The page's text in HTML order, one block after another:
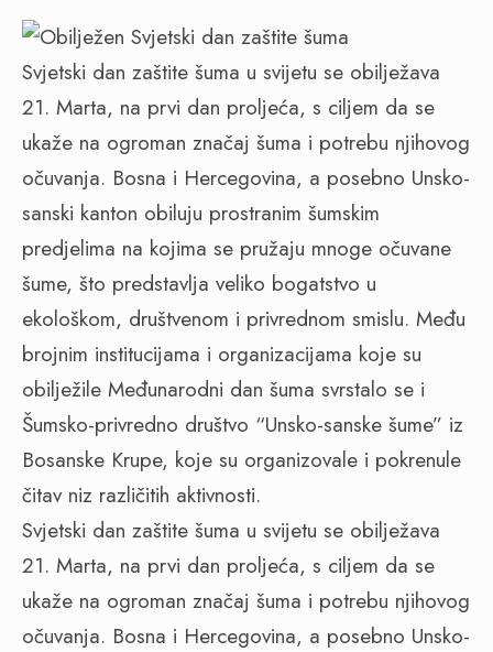
Svjetski dan zaštite šuma u svijetu se obilježava
21. Marta, na prvi dan proljeća, s ciljem da se
ukaže na ogroman značaj šuma i potrebu njihovog
očuvanja. Bosna i Hercegovina, a posebno Unsko-
sanski kanton obiluju prostranim šumskim
predjelima na kojima se pružaju mnoge očuvane
šume, što predstavlja veliko bogatstvo u
ekološkom, društvenom i privrednom smislu. Među
brojnim institucijama i organizacijama koje su
obilježile Međunarodni dan šuma svrstalo se i
Šumsko-privredno društvo “Unsko-sanske šume” iz
Bosanske Krupe, koje su organizovale i pokrenule
čitav niz različitih aktivnosti.
Svjetski dan zaštite šuma u svijetu se obilježava
21. Marta, na prvi dan proljeća, s ciljem da se
ukaže na ogroman značaj šuma i potrebu njihovog
očuvanja. Bosna i Hercegovina, a posebno Unsko-